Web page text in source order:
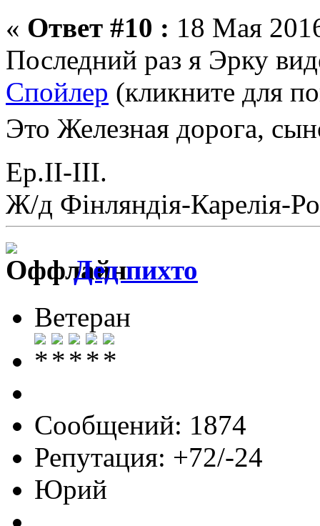
« Ответ #10 : 18 Мая
Последний раз я Эрку
Спойлер (кликните для
Это Железная дорога,
Ер.II-III.
Ж/д Фiнляндiя-Карелiя-
Дед пихто
Ветеран
Сообщений: 1874
Репутация: +72/-24
Юрий